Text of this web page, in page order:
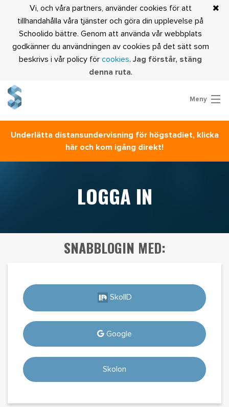
Vi, och våra partners, använder cookies för att
tillhandahålla våra tjänster och göra din upplevelse på
Schoolido bättre. Genom att använda vår webbplats
godkänner du användningen av cookies på det sätt som
beskrivs i vår policy för cookies. Jag förstår, stäng
denna ruta.
Meny
Är du lärare?
Underlätta distansundervisning för högstadiet, klicka
här och kom igång direkt!
LOGGA IN
SNABBLOGIN MED:
SkolID
Google
Skolon